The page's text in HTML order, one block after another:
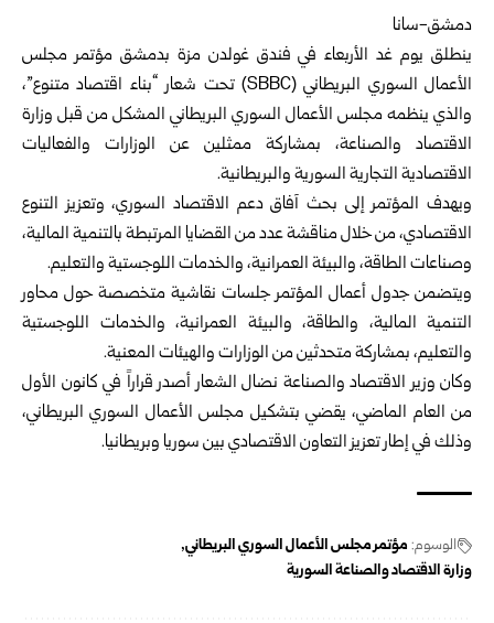
دمشق-سانا‏
ينطلق يوم غد الأربعاء في فندق غولدن مزة بدمشق مؤتمر مجلس
‏الأعمال السوري البريطاني
‎ (SBBC)تحت شعار “بناء اقتصاد ‏متنوع”،
والذي ينظمه مجلس الأعمال السوري البريطاني المشكل من قبل وزارة
الاقتصاد والصناعة، بمشاركة ممثلين عن الوزارات ‏والفعاليات
الاقتصادية التجارية السورية والبريطانية‎.‎
ويهدف المؤتمر إلى بحث آفاق دعم الاقتصاد السوري، وتعزيز ‏التنوع
الاقتصادي، من خلال مناقشة عدد من القضايا المرتبطة ‏بالتنمية المالية،
وصناعات الطاقة، والبيئة العمرانية، والخدمات ‏اللوجستية والتعليم‎.‎
ويتضمن جدول أعمال المؤتمر جلسات نقاشية متخصصة حول ‏محاور
التنمية المالية، والطاقة، والبيئة العمرانية، والخدمات ‏اللوجستية
والتعليم، بمشاركة متحدثين من الوزارات والهيئات ‏المعنية‎.‎
وكان وزير الاقتصاد والصناعة نضال الشعار أصدر قراراً في ‏كانون الأول
من العام الماضي، يقضي بتشكيل مجلس الأعمال ‏السوري البريطاني،
وذلك في إطار تعزيز التعاون الاقتصادي بين ‏سوريا وبريطانيا‎.‎
الوسوم: مؤتمر مجلس ‏الأعمال السوري البريطاني
وزارة الاقتصاد والصناعة السورية